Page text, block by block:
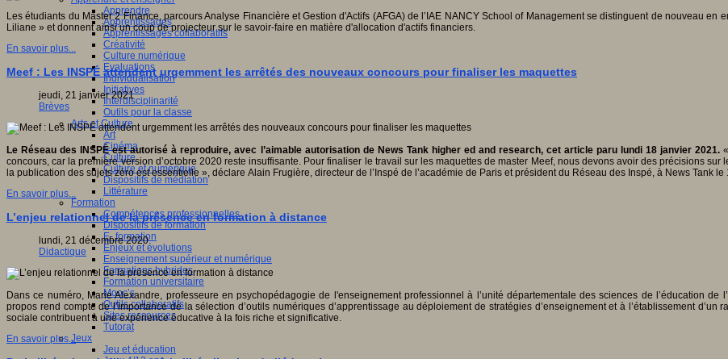
Apprendre
Apprentissages
Apprentissages collaboratifs
Créativité
Culture numérique
Evaluations
Individualisation
Initiatives
Interdisciplinarité
Outils pour la classe
Arts et Culture
Art
Cinéma
Culture
Culture et numérique
Dispositifs de médiation
Littérature
Formation
Compétences professionnelles
Dispositifs de formation
E- formation
Enjeux et évolutions
Enseignement supérieur et numérique
Formations hybrides
Formation universitaire
Mooc’s
Outils collaboratifs
Sites ressources
Tutorat
Jeux
Jeu et éducation
Les étudiants du Master 2 Finance, parcours Analyse Financière et Gestion d'Actifs (AFGA) de l’IAE NANCY School of Management se distinguent de nouveau
Liliane » et donnent ainsi un coup de projecteur sur le savoir-faire en matière d'allocation d'actifs financiers.
En savoir plus...
Meef : Les INSPÉ attendent urgemment les arrêtés des nouveaux concours pour finaliser les maquettes
jeudi, 21 janvier 2021
Brèves
Le Réseau des INSPÉ est autorisé à reproduire, avec l’aimable autorisation de News Tank higher ed and research, cet article paru lundi 18 janvier 2021.
concours, car la première version d’octobre 2020 reste insuffisante. Pour finaliser le travail sur les maquettes de master Meef, nous devons avoir des précisions
la publication des sujets zéro est essentielle », déclare Alain Frugière, directeur de l’Inspé de l’académie de Paris et président du Réseau des Inspé, à News Tank le
En savoir plus...
L’enjeu relationnel de la présence en formation à distance
lundi, 21 décembre 2020
Didactique
Dans ce numéro, Marie Alexandre, professeure en psychopédagogie de l'enseignement professionnel à l’unité départementale des sciences de l’éducation
propos rend compte de l’importance de la sélection d’outils numériques d’apprentissage au déploiement de stratégies d’enseignement et à l’établissement
sociale contribuent à une expérience éducative à la fois riche et significative.
En savoir plus...